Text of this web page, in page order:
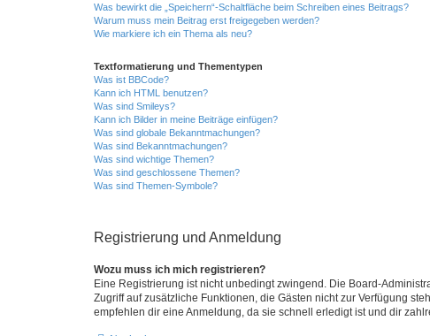
Was bewirkt die „Speichern“-Schaltfläche beim Schreiben eines Beitrags?
Warum muss mein Beitrag erst freigegeben werden?
Wie markiere ich ein Thema als neu?
Textformatierung und Thementypen
Was ist BBCode?
Kann ich HTML benutzen?
Was sind Smileys?
Kann ich Bilder in meine Beiträge einfügen?
Was sind globale Bekanntmachungen?
Was sind Bekanntmachungen?
Was sind wichtige Themen?
Was sind geschlossene Themen?
Was sind Themen-Symbole?
Registrierung und Anmeldung
Wozu muss ich mich registrieren?
Eine Registrierung ist nicht unbedingt zwingend. Die Board-
Zugriff auf zusätzliche Funktionen, die Gästen nicht zur Verfügung
empfehlen dir eine Anmeldung, da sie schnell erledigt ist und dir